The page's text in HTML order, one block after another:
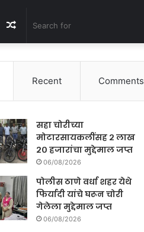
Random
Article
Recent Comments
सहा चोरीच्या
मोटारसायकलींसह २ लाख
२० हजारांचा मुद्देमाल जप्त
06/08/2026
पोलीस ठाणे वर्धा शहर येथे
फिर्यादी यांचे घरून चोरी
गेलेला मुद्देमाल जप्त
06/08/2026